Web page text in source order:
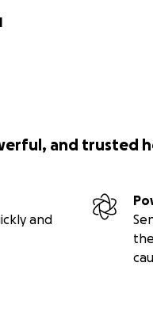
and trusted
and